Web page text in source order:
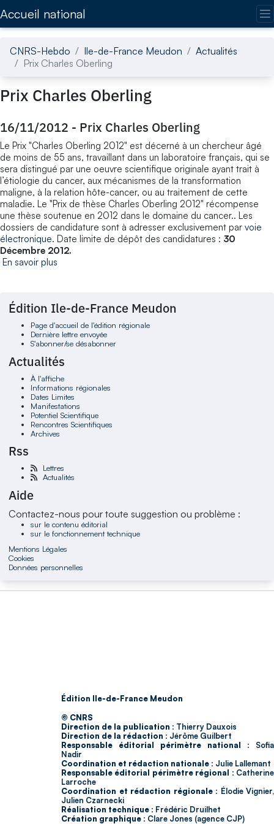
Accueil national
CNRS-Hebdo Ile-de-France Meudon
Actualités
Prix Charles Oberling
Prix Charles Oberling
16/11/2012 - Prix Charles Oberling
Le Prix "Charles Oberling 2012" est décerné à un chercheur âgé
de moins de 55 ans, travaillant dans un laboratoire français, qui se
sera distingué par une oeuvre scientifique originale ayant trait à
l’étiologie du cancer, aux mécanismes de la transformation
maligne, à la relation hôte-cancer, ou au traitement de cette
maladie. Le "Prix de thèse Charles Oberling 2012" récompense
une thèse soutenue en 2012 dans le domaine du cancer.. Les
dossiers de candidature sont à adresser exclusivement par voie
électronique. Date limite de dépôt des candidatures : 30
Décembre 2012.
En savoir plus
Édition Ile-de-France Meudon
Page d'accueil de l'édition régionale
Dernière lettre envoyée
S'abonner/se désabonner
Actualités
À l'affiche
Informations régionales
Dates Limites
Manifestations
Potentiel Scientifique
Rencontres Scientifiques
Archives
Rss
Lettres
Actualités
Aide
Contactez-nous pour toute suggestion ou problème :
sur le contenu éditorial
sur le fonctionnement technique
Mentions Légales
Cookies
Données personnelles
Édition Ile-de-France Meudon
© CNRS
Direction de la publication : Thierry Dauxois
Direction de la rédaction : Jérôme Guilbert
Responsable éditorial périmètre national : Sofia
Nadir
Coordination et rédaction nationale : Julie Lallemant
Responsable éditorial périmètre régional : Catherine
Larroche
Coordination et rédaction régionale : Élodie Vignier,
Julien Czarnecki
Réalisation technique : Frédéric Druilhet
Création graphique : Clare Jones (agence CJP)